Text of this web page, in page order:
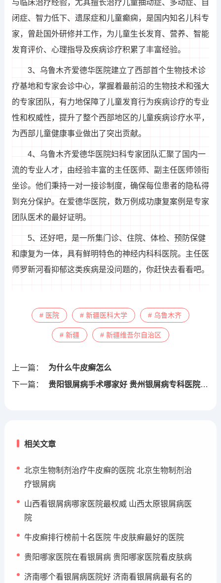
与临床治疗经验，尤其擅长治疗儿童抽动症、多动症、自
闭症、智力低下、遗尿症和儿童癫痫，是国内知名儿科专
家，曾赴国外研修并工作，为儿童生长发育、营养、智能
发育评价、心理指导及疾病诊疗积累了丰富经验。
3、乌鲁木齐爱德华医院建立了西部首个生物技术诊
疗基地和专家会诊中心，掌握着最前沿的生物技术和强大
的专家团队，有力地保障了儿童发育行为疾病诊疗的专业
性和权威性，提升了整个西部地区的儿童疾病诊疗水平，
为西部儿童健康事业做出了突出贡献。
4、乌鲁木齐爱德华医院妇科专家团队汇聚了国内一
流的专业人才，由经验丰富的主任医师、副主任医师领衔
坐诊。他们秉持一对一接诊制度，确保每位患者的隐私得
到充分保护。在爱德华医院，数万例成功康复案例是专家
团队医术的最好证明。
5、还好吧，是一所集门诊、住院、体检、预防保健
和康复为一体，具有鲜明特色的神经内科科医院。主任医
师罗新河看抑郁这类疾病是没问题的，你赶快去看看吧。
# 医院 # 新疆医科大学 # 乌鲁木齐
# 新疆 # 新疆维吾尔自治区
上一篇：
为什么牛皮癣怎么
下一篇：
贵阳银屑病手术哪家好 贵州银屑病专科医院哪里好
相关文章
北京生物制剂治疗牛皮癣的医院 北京生物制剂治
疗银屑病
山西看银屑病哪家医院最权威 山西太原银屑病医
院
牛皮癣排行榜前十名医院 牛皮肤癣最好的医院
贵阳哪家医院在看银屑病 贵阳哪家医院看皮肤病
济南哪个看银屑病医院好 济南看银屑病最有名的